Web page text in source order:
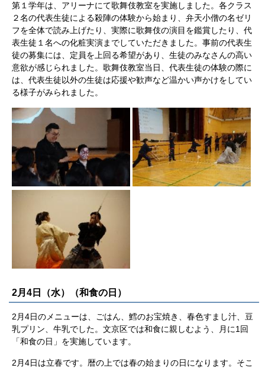
第１学年は、アリーナにて歌舞伎教室を実施しました。各クラス
２名の代表生徒による殺陣の体験から始まり、弁天小僧の名ゼリ
フを全体で読み上げたり、実際に歌舞伎の演目を鑑賞したり、代
表生徒１名への化粧実演までしていただきました。事前の代表生
徒の募集には、定員を上回る希望があり、生徒のみなさんの高い
意欲が感じられました。歌舞伎教室当日、代表生徒の体験の際に
は、代表生徒以外の生徒は応援や歓声など温かい声かけをしてい
る様子がみられました。
2月4日（水）（和食の日）
2月4日のメニューは、ごはん、鱈のお宝焼き、春色すまし汁、豆
乳プリン、牛乳でした。文京区では和食に親しむよう、月に1回
「和食の日」を実施しています。
2月4日は立春です。暦の上では春の始まりの日になります。そこ